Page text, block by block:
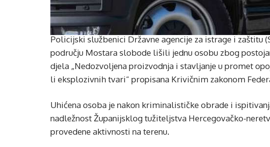
Policijski službenici Državne agencije za istrage i zaštitu
području Mostara slobode lišili jednu osobu zbog
djela „Nedozvoljena proizvodnja i stavljanje u promet
li eksplozivnih tvari“ propisana Krivičnim zakonom
Uhićena osoba je nakon kriminalističke obrade i
nadležnost Županijsklog tužiteljstva Hercegovačko-
provedene aktivnosti na terenu.